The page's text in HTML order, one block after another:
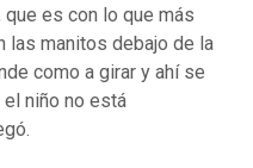
es con lo que más
las manitos debajo de la
como a girar y ahí se
niño no está